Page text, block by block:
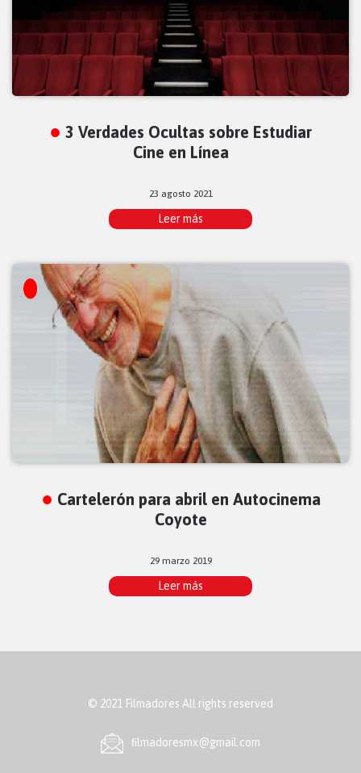
3 Verdades Ocultas sobre Estudiar
Cine en Línea
23 agosto 2021
Leer más
Cartelerón para abril en Autocinema
Coyote
29 marzo 2019
Leer más
© 2021 Filmadores All rights reserved
ﬁlmadoresmx@gmail.com